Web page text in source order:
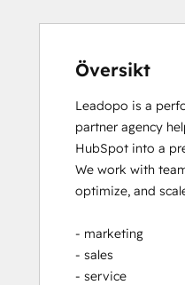
Sales Hub
Search Engine
Service Hub
Social Media
Video Production
Website Design
Website
Översikt
Leadopo is a
partner agency
HubSpot into a
We work with
optimize, and
- marketing
- sales
- service